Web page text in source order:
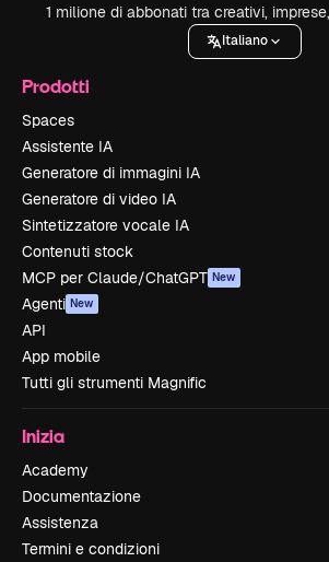
1 milione di abbonati tra creativi,
Italiano
Prodotti
Spaces
Assistente IA
Generatore di immagini IA
Generatore di video IA
Sintetizzatore vocale IA
Contenuti stock
MCP per Claude/ChatGPT New
Agenti New
API
App mobile
Tutti gli strumenti Magnific
Inizia
Academy
Documentazione
Assistenza
Termini e condizioni